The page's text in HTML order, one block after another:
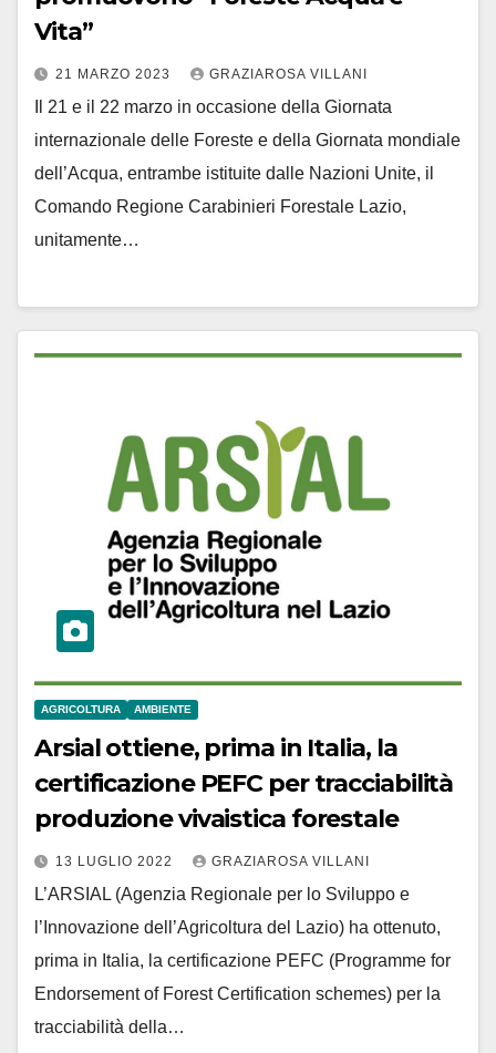
Vita”
21 MARZO 2023 GRAZIAROSA VILLANI
Il 21 e il 22 marzo in occasione della Giornata
internazionale delle Foreste e della Giornata mondiale
dell’Acqua, entrambe istituite dalle Nazioni Unite, il
Comando Regione Carabinieri Forestale Lazio,
unitamente…
AGRICOLTURA AMBIENTE
Arsial ottiene, prima in Italia, la
certificazione PEFC per tracciabilità
produzione vivaistica forestale
13 LUGLIO 2022 GRAZIAROSA VILLANI
L’ARSIAL (Agenzia Regionale per lo Sviluppo e
l’Innovazione dell’Agricoltura del Lazio) ha ottenuto,
prima in Italia, la certificazione PEFC (Programme for
Endorsement of Forest Certification schemes) per la
tracciabilità della…